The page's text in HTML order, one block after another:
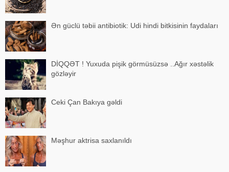
Ən güclü təbii antibiotik: Udi hindi bitkisinin faydaları
DİQQƏT ! Yuxuda pişik görmüsüzsə ..Ağır xəstəlik
gözləyir
Ceki Çan Bakıya gəldi
Məşhur aktrisa saxlanıldı